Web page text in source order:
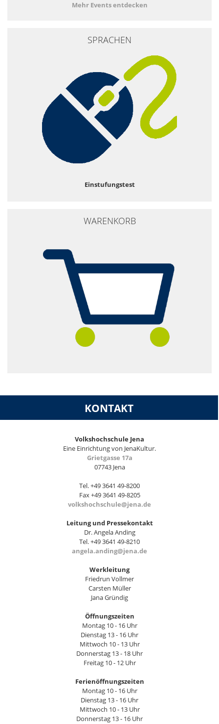
Mehr Events entdecken
SPRACHEN
Einstufungstest
WARENKORB
KONTAKT
Volkshochschule Jena
Eine Einrichtung von JenaKultur.
Grietgasse 17a
07743 Jena
Tel. +49 3641 49-8200
Fax +49 3641 49-8205
volkshochschule@jena.de
Leitung und Pressekontakt
Dr. Angela Anding
Tel. +49 3641 49-8210
angela.anding@jena.de
Werkleitung
Friedrun Vollmer
Carsten Müller
Jana Gründig
Öffnungszeiten
Montag 10 - 16 Uhr
Dienstag 13 - 16 Uhr
Mittwoch 10 - 13 Uhr
Donnerstag 13 - 18 Uhr
Freitag 10 - 12 Uhr
Ferienöffnungszeiten
Montag 10 - 16 Uhr
Dienstag 13 - 16 Uhr
Mittwoch 10 - 13 Uhr
Donnerstag 13 - 16 Uhr